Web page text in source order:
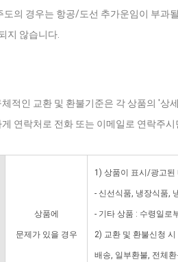
도의 경우는 항공/도선 추가운임이 부과
지 않습니다.
적인 교환 및 환불기준은 각 상품의 '상
연락처로 전화 또는 이메일로 연락주
상품에
문제가 있을 경우
1) 상품이 표시/광고된
- 신선식품, 냉장식품,
- 기타 상품 : 수령일로
2) 교환 및 환불신청
배송, 일부환불, 전체